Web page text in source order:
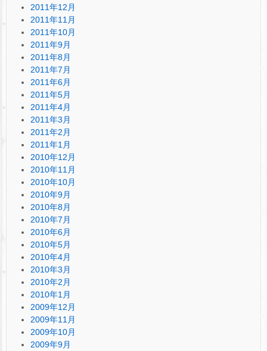
2011年12月
2011年11月
2011年10月
2011年9月
2011年8月
2011年7月
2011年6月
2011年5月
2011年4月
2011年3月
2011年2月
2011年1月
2010年12月
2010年11月
2010年10月
2010年9月
2010年8月
2010年7月
2010年6月
2010年5月
2010年4月
2010年3月
2010年2月
2010年1月
2009年12月
2009年11月
2009年10月
2009年9月